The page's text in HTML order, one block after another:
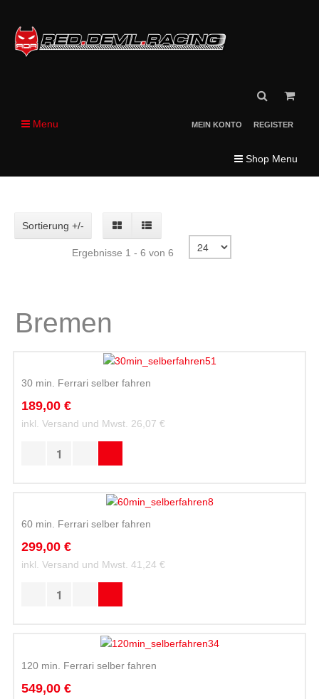
MEIN KONTO REGISTER
Menu
Shop Menu
Sortierung +/-
Ergebnisse 1 - 6 von 6
Bremen
30 min. Ferrari selber fahren
189,00 €
inkl. Versand und Mwst. 26,07 €
60 min. Ferrari selber fahren
299,00 €
inkl. Versand und Mwst. 41,24 €
120 min. Ferrari selber fahren
549,00 €